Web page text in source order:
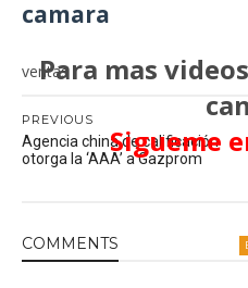
camara
Para mas
Sigueme
ventas
PREVIOUS
Agencia china de calificación
otorga la ‘AAA’ a Gazprom
COMMENTS